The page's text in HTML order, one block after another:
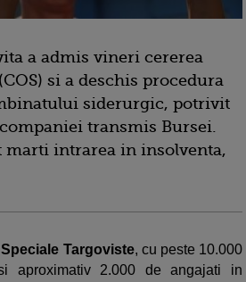
a admis vineri cererea
si a deschis procedura
siderurgic, potrivit
transmis Bursei.
marti intrarea in insolventa,
Targoviste, cu peste 10.000
aproximativ 2.000 de angajati in